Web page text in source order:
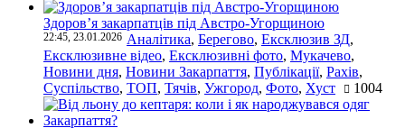
Здоров’я закарпатців під Австро-Угорщиною
22:45, 23.01.2026 Аналітика, Берегово, Ексклюзив ЗД,
Ексклюзивне відео, Ексклюзивні фото, Мукачево,
Новини дня, Новини Закарпаття, Публікації, Рахів,
Суспільство, ТОП, Тячів, Ужгород, Фото, Хуст 1004